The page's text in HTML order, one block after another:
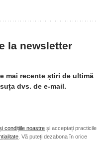
la newsletter
mai recente știri de ultimă
dvs. de e-mail.
condițiile noastre și acceptați practicile
. Vă puteți dezabona în orice